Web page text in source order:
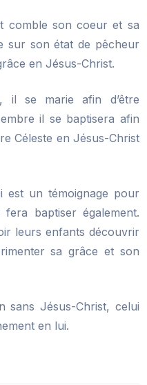
comble son coeur et sa
sur son état de pêcheur
en Jésus-Christ.
il se marie afin d’être
il se baptisera afin
Céleste en Jésus-Christ
est un témoignage pour
baptiser également.
leurs enfants découvrir
sa grâce et son
sans Jésus-Christ, celui
en lui.